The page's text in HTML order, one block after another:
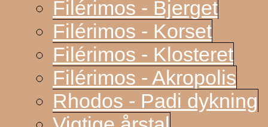
Filérimos - Bjerget
Filérimos - Korset
Filérimos - Klosteret
Filérimos - Akropolis
Rhodos - Padi dykning